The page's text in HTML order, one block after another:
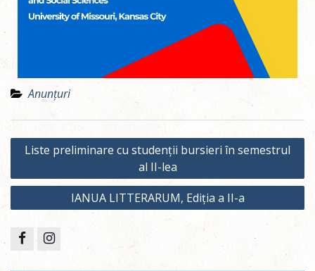
Anunțuri
Liste preliminare cu studenții bursieri în semestrul
al II-lea
IANUA LITTERARUM, Ediția a II-a